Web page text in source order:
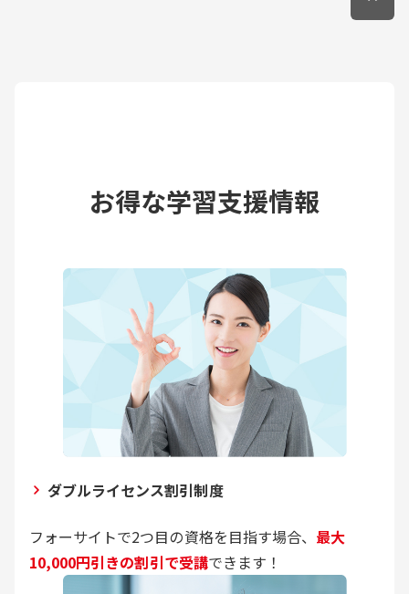
お得な学習支援情報
ダブルライセンス割引制度
フォーサイトで2つ目の資格を目指す場合、 最大
10,000円引きの割引で受講できます！